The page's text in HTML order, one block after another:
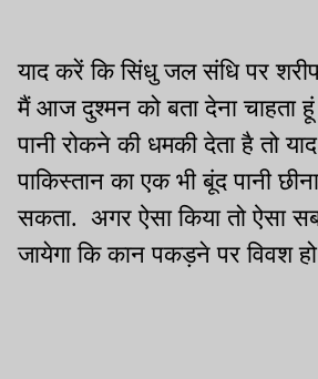
याद करें कि सिंधु जल संधि पर
मैं आज दुश्मन को बता देना चाहता
पानी रोकने की धमकी देता है तो
पाकिस्तान का एक भी बूंद पानी
सकता. अगर ऐसा किया तो ऐसा
जायेगा कि कान पकड़ने पर विवश